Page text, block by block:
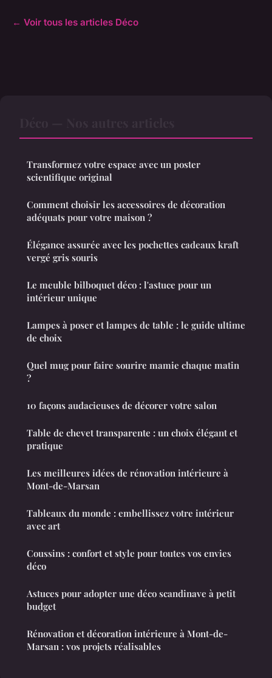
← Voir tous les articles Déco
Transformez votre espace avec un poster
scientifique original
Comment choisir les accessoires de décoration
adéquats pour votre maison ?
Élégance assurée avec les pochettes cadeaux kraft
vergé gris souris
Le meuble bilboquet déco : l'astuce pour un
intérieur unique
Lampes à poser et lampes de table : le guide ultime
de choix
Quel mug pour faire sourire mamie chaque matin
?
10 façons audacieuses de décorer votre salon
Table de chevet transparente : un choix élégant et
pratique
Les meilleures idées de rénovation intérieure à
Mont-de-Marsan
Tableaux du monde : embellissez votre intérieur
avec art
Coussins : confort et style pour toutes vos envies
déco
Astuces pour adopter une déco scandinave à petit
budget
Rénovation et décoration intérieure à Mont-de-
Marsan : vos projets réalisables